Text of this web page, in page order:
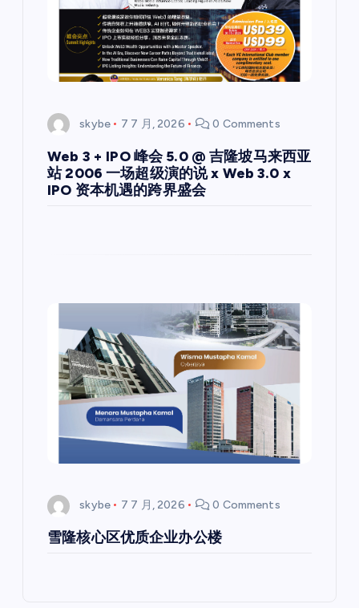
skybe 7 7 月, 2026 0 Comments
Web 3 + IPO 峰会 5.0 @ 吉隆坡马来西亚
站 2006 一场超级演的说 x Web 3.0 x
IPO 资本机遇的跨界盛会
skybe 7 7 月, 2026 0 Comments
雪隆核心区优质企业办公楼